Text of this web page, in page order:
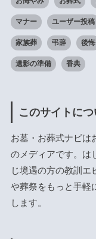
マナー ユーザー投稿
家族葬 弔辞 後悔
遺影の準備 香典
このサイトにつ
お墓・お葬式ナビは
のメディアです。は
じ境遇の方の教訓エ
や葬祭をもっと手軽
します。